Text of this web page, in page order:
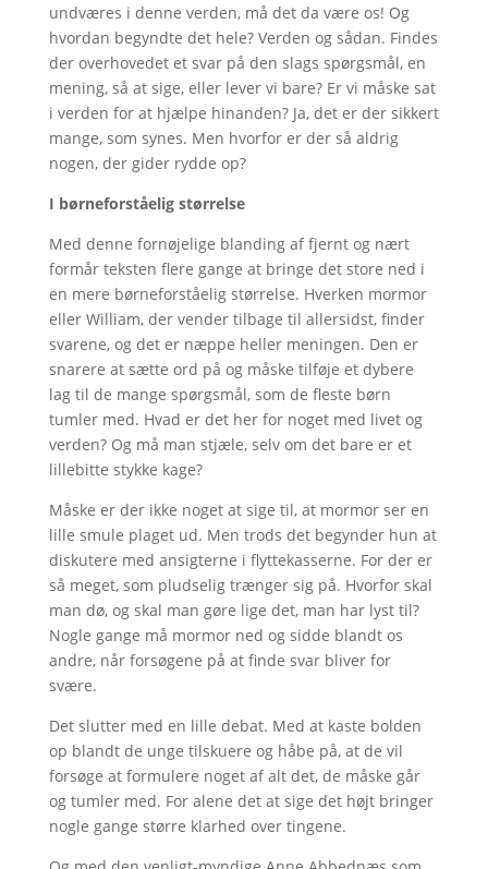
undværes i denne verden, må det da være os! Og
hvordan begyndte det hele? Verden og sådan. Findes
der overhovedet et svar på den slags spørgsmål, en
mening, så at sige, eller lever vi bare? Er vi måske sat
i verden for at hjælpe hinanden? Ja, det er der sikkert
mange, som synes. Men hvorfor er der så aldrig
nogen, der gider rydde op?
I børneforståelig størrelse
Med denne fornøjelige blanding af fjernt og nært
formår teksten flere gange at bringe det store ned i
en mere børneforståelig størrelse. Hverken mormor
eller William, der vender tilbage til allersidst, finder
svarene, og det er næppe heller meningen. Den er
snarere at sætte ord på og måske tilføje et dybere
lag til de mange spørgsmål, som de fleste børn
tumler med. Hvad er det her for noget med livet og
verden? Og må man stjæle, selv om det bare er et
lillebitte stykke kage?
Måske er der ikke noget at sige til, at mormor ser en
lille smule plaget ud. Men trods det begynder hun at
diskutere med ansigterne i flyttekasserne. For der er
så meget, som pludselig trænger sig på. Hvorfor skal
man dø, og skal man gøre lige det, man har lyst til?
Nogle gange må mormor ned og sidde blandt os
andre, når forsøgene på at finde svar bliver for
svære.
Det slutter med en lille debat. Med at kaste bolden
op blandt de unge tilskuere og håbe på, at de vil
forsøge at formulere noget af alt det, de måske går
og tumler med. For alene det at sige det højt bringer
nogle gange større klarhed over tingene.